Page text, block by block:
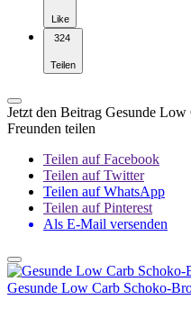
Like
324
Teilen
Jetzt den Beitrag Gesunde
Freunden teilen
Teilen auf Facebook
Teilen auf Twitter
Teilen auf WhatsApp
Teilen auf Pinterest
Als E-Mail versenden
Gesunde Low Carb Schoko-